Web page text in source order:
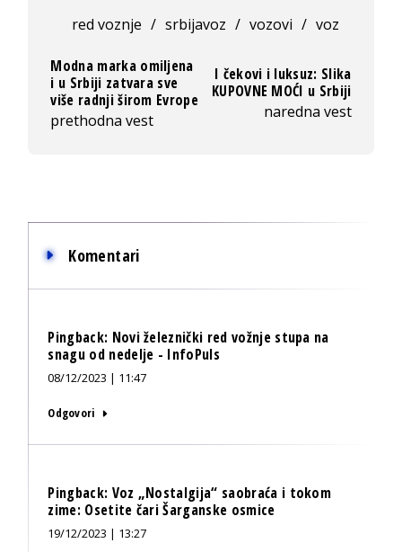
red voznje / srbijavoz / vozovi / voz
Modna marka omiljena
i u Srbiji zatvara sve
više radnji širom Evrope
prethodna vest
I čekovi i luksuz: Slika
KUPOVNE MOĆI u Srbiji
naredna vest
Komentari
Pingback: Novi železnički red vožnje stupa na
snagu od nedelje - InfoPuls
08/12/2023 | 11:47
Odgovori
Pingback: Voz „Nostalgija“ saobraća i tokom
zime: Osetite čari Šarganske osmice
19/12/2023 | 13:27